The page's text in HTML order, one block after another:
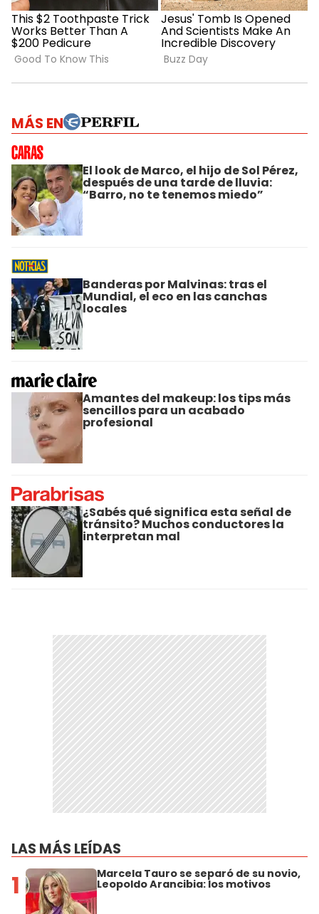
MÁS EN
El look de Marco, el hijo de Sol Pérez,
después de una tarde de lluvia:
“Barro, no te tenemos miedo”
Banderas por Malvinas: tras el
Mundial, el eco en las canchas
locales
Amantes del makeup: los tips más
sencillos para un acabado
profesional
¿Sabés qué significa esta señal de
tránsito? Muchos conductores la
interpretan mal
LAS MÁS LEÍDAS
1 Marcela Tauro se separó de su novio,
Leopoldo Arancibia: los motivos